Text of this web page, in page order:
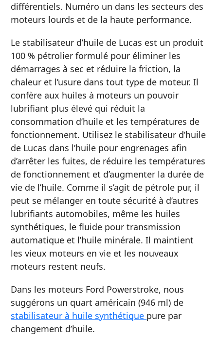
différentiels. Numéro un dans les secteurs des
moteurs lourds et de la haute performance.
Le stabilisateur d’huile de Lucas est un produit
100 % pétrolier formulé pour éliminer les
démarrages à sec et réduire la friction, la
chaleur et l’usure dans tout type de moteur. Il
confère aux huiles à moteurs un pouvoir
lubrifiant plus élevé qui réduit la
consommation d’huile et les températures de
fonctionnement. Utilisez le stabilisateur d’huile
de Lucas dans l’huile pour engrenages afin
d’arrêter les fuites, de réduire les températures
de fonctionnement et d’augmenter la durée de
vie de l’huile. Comme il s’agit de pétrole pur, il
peut se mélanger en toute sécurité à d’autres
lubrifiants automobiles, même les huiles
synthétiques, le fluide pour transmission
automatique et l’huile minérale. Il maintient
les vieux moteurs en vie et les nouveaux
moteurs restent neufs.
Dans les moteurs Ford Powerstroke, nous
suggérons un quart américain (946 ml) de
stabilisateur à huile synthétique pure par
changement d’huile.